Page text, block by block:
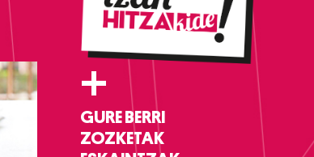
+
GURE BERRI
ZOZKETAK